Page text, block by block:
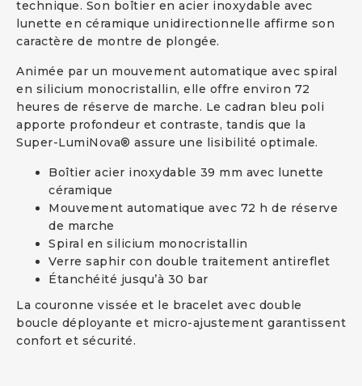
technique. Son boîtier en acier inoxydable avec
lunette en céramique unidirectionnelle affirme son
caractère de montre de plongée.
Animée par un mouvement automatique avec spiral
en silicium monocristallin, elle offre environ 72
heures de réserve de marche. Le cadran bleu poli
apporte profondeur et contraste, tandis que la
Super-LumiNova® assure une lisibilité optimale.
Boîtier acier inoxydable 39 mm avec lunette
céramique
Mouvement automatique avec 72 h de réserve
de marche
Spiral en silicium monocristallin
Verre saphir con double traitement antireflet
Étanchéité jusqu’à 30 bar
La couronne vissée et le bracelet avec double
boucle déployante et micro-ajustement garantissent
confort et sécurité.